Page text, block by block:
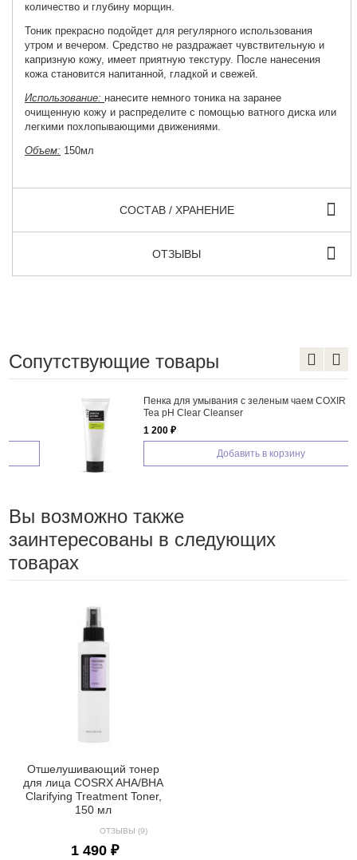
количество и глубину морщин.
Тоник прекрасно подойдет для регулярного использования
утром и вечером. Средство не раздражает чувствительную и
капризную кожу, имеет приятную текстуру. После нанесения
кожа становится напитанной, гладкой и свежей.
Использование: нанесите немного тоника на заранее
очищенную кожу и распределите с помощью ватного диска или
легкими похлопывающими движениями.
Объем: 150мл
СОСТАВ / ХРАНЕНИЕ
ОТЗЫВЫ
Сопутствующие товары
Пенка для умывания с зеленым чаем COXIR Green
Tea pH Clear Cleanser
1 200 ₽
Добавить в корзину
Вы возможно также
заинтересованы в следующих
товарах
Отшелушивающий тонер
для лица COSRX AHA/BHA
Clarifying Treatment Toner,
150 мл
ОТЗЫВЫ (9)
1 490 ₽